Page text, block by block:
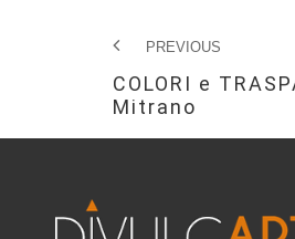
PREVIOUS
COLORI e
Mitrano